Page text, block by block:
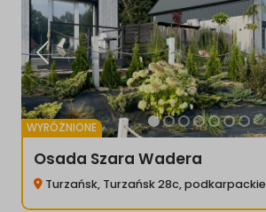
WYRÓŻNIONE
Poprzednia
Osada Szara Wadera
Turzańsk, Turzańsk 28c, podkarpackie